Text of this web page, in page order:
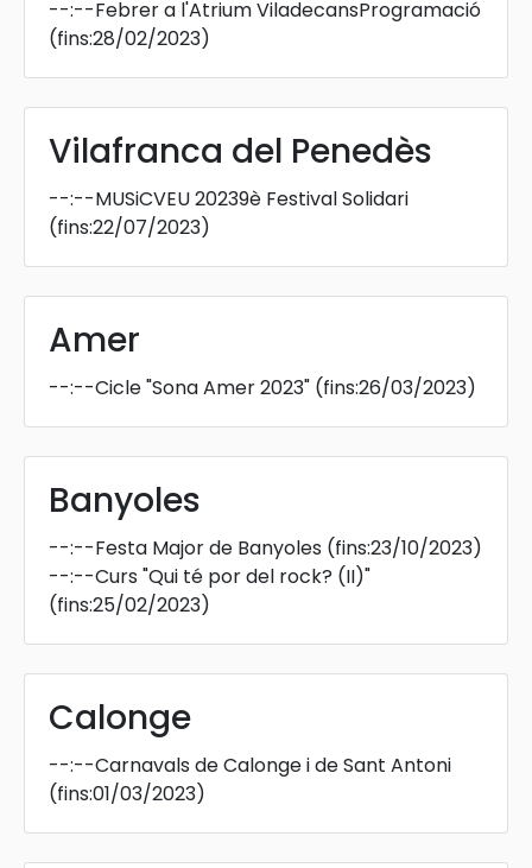
--:--Febrer a l'Atrium ViladecansProgramació
(fins:28/02/2023)
Vilafranca del Penedès
--:--MUSiCVEU 20239è Festival Solidari
(fins:22/07/2023)
Amer
--:--Cicle "Sona Amer 2023" (fins:26/03/2023)
Banyoles
--:--Festa Major de Banyoles (fins:23/10/2023)
--:--Curs "Qui té por del rock? (II)"
(fins:25/02/2023)
Calonge
--:--Carnavals de Calonge i de Sant Antoni
(fins:01/03/2023)